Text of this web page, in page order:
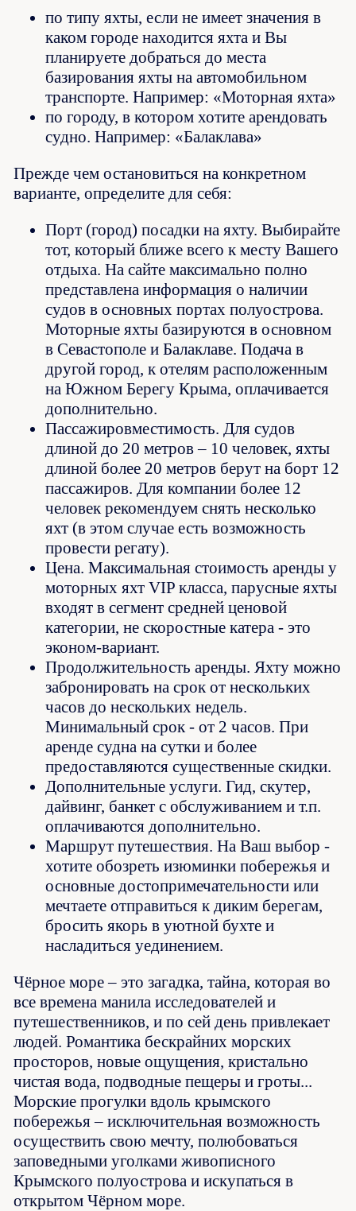
по типу яхты, если не имеет значения в
каком городе находится яхта и Вы
планируете добраться до места
базирования яхты на автомобильном
транспорте. Например: «Моторная яхта»
по городу, в котором хотите арендовать
судно. Например: «Балаклава»
Прежде чем остановиться на конкретном
варианте, определите для себя:
Порт (город) посадки на яхту. Выбирайте
тот, который ближе всего к месту Вашего
отдыха. На сайте максимально полно
представлена информация о наличии
судов в основных портах полуострова.
Моторные яхты базируются в основном
в Севастополе и Балаклаве. Подача в
другой город, к отелям расположенным
на Южном Берегу Крыма, оплачивается
дополнительно.
Пассажировместимость. Для судов
длиной до 20 метров – 10 человек, яхты
длиной более 20 метров берут на борт 12
пассажиров. Для компании более 12
человек рекомендуем снять несколько
яхт (в этом случае есть возможность
провести регату).
Цена. Максимальная стоимость аренды у
моторных яхт VIP класса, парусные яхты
входят в сегмент средней ценовой
категории, не скоростные катера - это
эконом-вариант.
Продолжительность аренды. Яхту можно
забронировать на срок от нескольких
часов до нескольких недель.
Минимальный срок - от 2 часов. При
аренде судна на сутки и более
предоставляются существенные скидки.
Дополнительные услуги. Гид, скутер,
дайвинг, банкет с обслуживанием и т.п.
оплачиваются дополнительно.
Маршрут путешествия. На Ваш выбор -
хотите обозреть изюминки побережья и
основные достопримечательности или
мечтаете отправиться к диким берегам,
бросить якорь в уютной бухте и
насладиться уединением.
Чёрное море – это загадка, тайна, которая во
все времена манила исследователей и
путешественников, и по сей день привлекает
людей. Романтика бескрайних морских
просторов, новые ощущения, кристально
чистая вода, подводные пещеры и гроты...
Морские прогулки вдоль крымского
побережья – исключительная возможность
осуществить свою мечту, полюбоваться
заповедными уголками живописного
Крымского полуострова и искупаться в
открытом Чёрном море.